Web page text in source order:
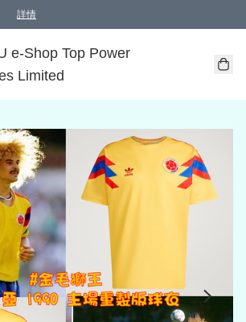
詳情
e-Shop Top Power
Limited